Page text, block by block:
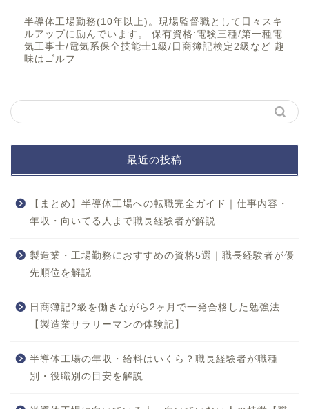
半導体工場勤務(10年以上)。現場監督職として日々スキ
ルアップに励んでいます。 保有資格:電験三種/第一種電
気工事士/電気系保全技能士1級/日商簿記検定2級など 趣
味はゴルフ
最近の投稿
【まとめ】半導体工場への転職完全ガイド｜仕事内容・
年収・向いてる人まで職長経験者が解説
製造業・工場勤務におすすめの資格5選｜職長経験者が優
先順位を解説
日商簿記2級を働きながら2ヶ月で一発合格した勉強法
【製造業サラリーマンの体験記】
半導体工場の年収・給料はいくら？職長経験者が職種
別・役職別の目安を解説